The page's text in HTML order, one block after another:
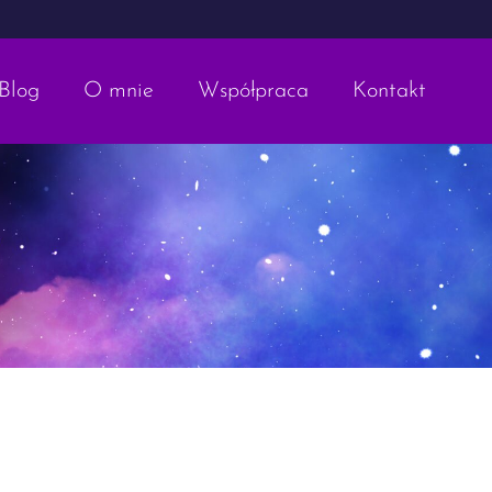
O mnie Współpraca Kontakt